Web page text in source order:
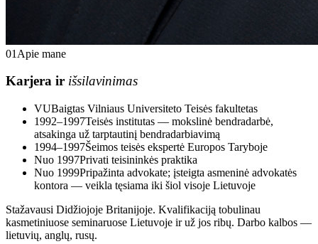
01 Apie mane
Karjera ir išsilavinimas
VUBaigtas Vilniaus Universiteto Teisės fakultetas
1992–1997Teisės institutas — mokslinė bendradarbė,
atsakinga už tarptautinį bendradarbiavimą
1994–1997Šeimos teisės ekspertė Europos Taryboje
Nuo 1997Privati teisininkės praktika
Nuo 1999Pripažinta advokate; įsteigta asmeninė advokatės
kontora — veikla tęsiama iki šiol visoje Lietuvoje
Stažavausi Didžiojoje Britanijoje. Kvalifikaciją tobulinau
kasmetiniuose seminaruose Lietuvoje ir už jos ribų. Darbo kalbos —
lietuvių, anglų, rusų.